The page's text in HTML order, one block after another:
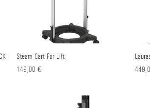
Γρήγορη προβολή
Steam Cart For Lift
Τιμή
149,00 €
Τιμή